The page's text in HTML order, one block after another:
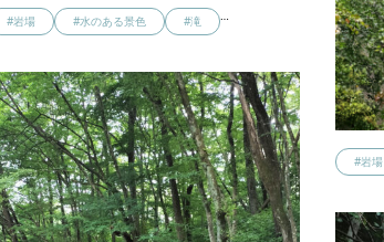
#岩場 #水のある景色 #滝 …
#岩場